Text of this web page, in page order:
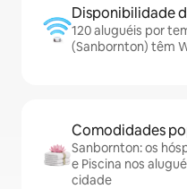
Disponibilidade
120 aluguéis por
(Sanbornton) têm
Comodidades
Sanbornton: os
e Piscina nos
cidade